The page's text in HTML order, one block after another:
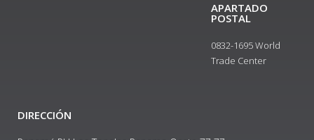
APARTADO
POSTAL
0832-1695 World
Trade Center
DIRECCIÓN